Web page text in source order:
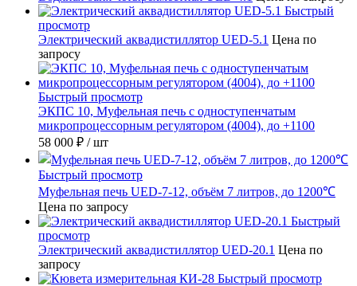
Быстрый
просмотр
Электрический аквадистиллятор UED-5.1 Цена по
запросу
Быстрый просмотр
ЭКПС 10, Муфельная печь с одноступенчатым
микропроцессорным регулятором (4004), до +1100
58 000 ₽ / шт
Быстрый просмотр
Муфельная печь UED-7-12, объём 7 литров, до 1200℃
Цена по запросу
Быстрый
просмотр
Электрический аквадистиллятор UED-20.1 Цена по
запросу
Быстрый просмотр